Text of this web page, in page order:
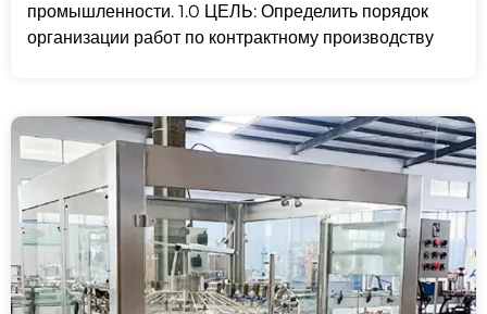
промышленности. 1.0 ЦЕЛЬ: Определить порядок
организации работ по контрактному производству